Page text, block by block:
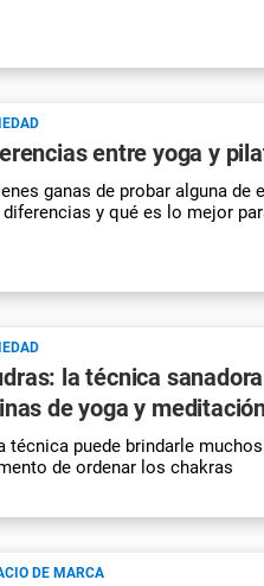
entre yoga y
ganas de probar alguna
y qué es lo mejor
la técnica
de yoga y
técnica puede brindarle
de ordenar los chakras
DE MARCA